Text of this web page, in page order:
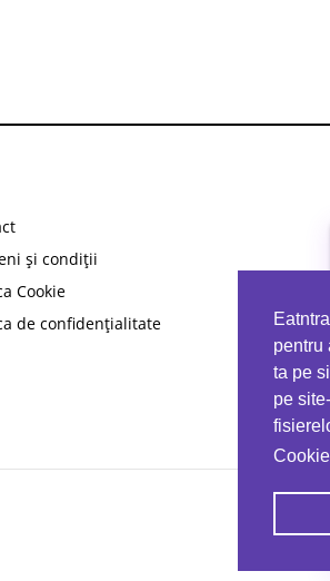
pentru
ta pe
pe
și condiții
Cookie
de confidențialitate
PROTO41
reducere la orice comandă
EATNTRACK